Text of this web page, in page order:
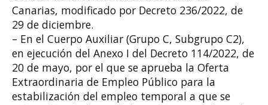
Canarias, modificado por Decreto 236/2022, de
29 de diciembre.
– En el Cuerpo Auxiliar (Grupo C, Subgrupo C2),
en ejecución del Anexo I del Decreto 114/2022, de
20 de mayo, por el que se aprueba la Oferta
Extraordinaria de Empleo Público para la
estabilización del empleo temporal a que se